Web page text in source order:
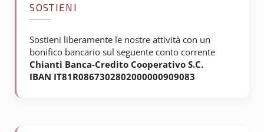
SOSTIENI
Sostieni liberamente le nostre attività con un
bonifico bancario sul seguente conto corrente
Chianti Banca-Credito Cooperativo S.C.
IBAN IT81R0867302802000000909083